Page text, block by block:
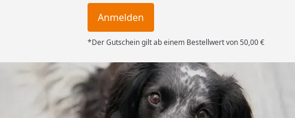
Anmelden
*Der Gutschein gilt ab einem Bestellwert von 50,00 €
Versand